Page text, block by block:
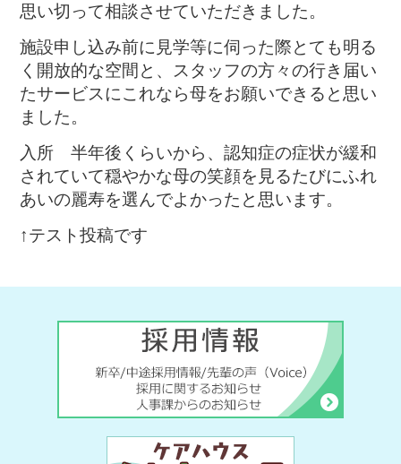
思い切って相談させていただきました。
施設申し込み前に見学等に伺った際とても明る
く開放的な空間と、スタッフの方々の行き届い
たサービスにこれなら母をお願いできると思い
ました。
入所 半年後くらいから、認知症の症状が緩和
されていて穏やかな母の笑顔を見るたびにふれ
あいの麗寿を選んでよかったと思います。
↑テスト投稿です